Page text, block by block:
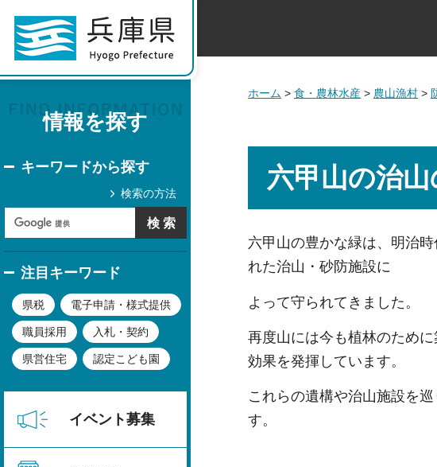
情報を探す
キーワードから探す
検索の方法
注目キーワード
県税 電子申請・様式提供
職員採用 入札・契約
県営住宅 認定こども園
イベント募集
ホーム > 食・農林水産 > 農山漁村 >
六甲山の治山
六甲山の豊かな緑は、明治
れた治山・砂防施設に
よって守られてきました。
再度山には今も植林のため
効果を発揮しています。
これらの遺構や治山施設を
す。